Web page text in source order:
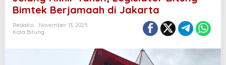
Bimtek Berjamaah di Jakarta
Redaksi
November 13, 2025
Kota Bitung